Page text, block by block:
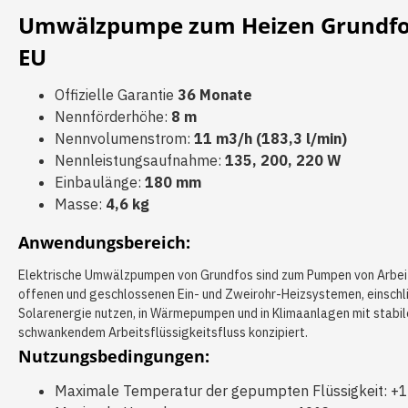
Umwälzpumpe zum Heizen
EU
Offizielle Garantie 36 Monate
Nennförderhöhe: 8 m
Nennvolumenstrom: 11 m3/h (183,3 l/min)
Nennleistungsaufnahme: 135, 200, 220 W
Einbaulänge: 180 mm
Masse: 4,6 kg
Anwendungsbereich:
Elektrische Umwälzpumpen von Grundfos sind zum Pumpen von
offenen und geschlossenen Ein- und Zweirohr-Heizsystemen,
Solarenergie nutzen, in Wärmepumpen und in Klimaanlagen mit
schwankendem Arbeitsflüssigkeitsfluss konzipiert.
Nutzungsbedingungen:
Maximale Temperatur der gepumpten Flüssigkeit: